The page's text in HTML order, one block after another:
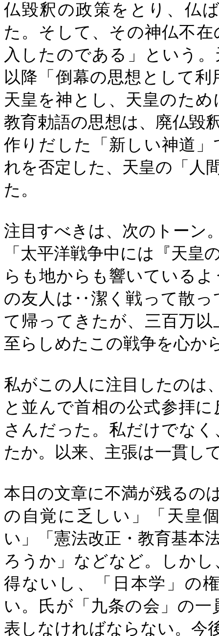
仏毀釈の政策をとり、仏
た。そして、その神仏不
入したのである」という
以降「倒幕の思想として
天皇を神とし、天皇のた
教育勅語の思想は、廃仏毀
作りだした「新しい神道
れを否定した、天皇の「人
た。
注目すべきは、次のトーン
「太平洋戦争中には『天
らも地からも響いている
の友人は‥潔く戦って散っ
て帰ってきたが、三百万
至らしめたこの戦争を心か
私がこの人に注目したのは
と並んで首相の公式参拝
さんだった。私だけでな
たか。以来、主張は一貫し
本日の文章に不満が残るの
の自覚に乏しい」「天皇
い」「憲法改正・教育基本
ろうか」などなど。しか
得ないし、「日本学」の
い。氏が「九条の会」の
表しなければならない。今